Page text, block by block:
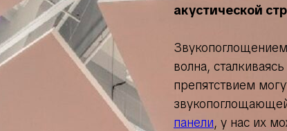
акустической
волна,
препятствием
панели, у нас их